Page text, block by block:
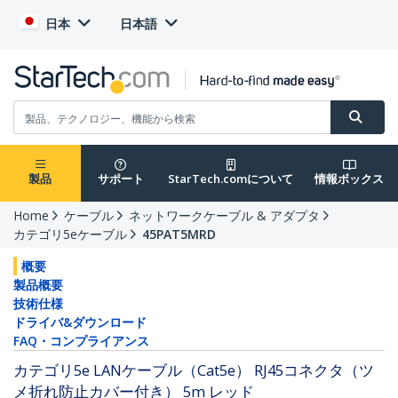
日本 日本語
製品 サポート StarTech.comについて 情報ボックス
Home ケーブル
ネットワークケーブル & アダプタ
カテゴリ5eケーブル
45PAT5MRD
概要
製品概要
技術仕様
ドライバ&ダウンロード
FAQ・コンプライアンス
カテゴリ5e LANケーブル（Cat5e） RJ45コネクタ（ツ
メ折れ防止カバー付き） 5m レッド